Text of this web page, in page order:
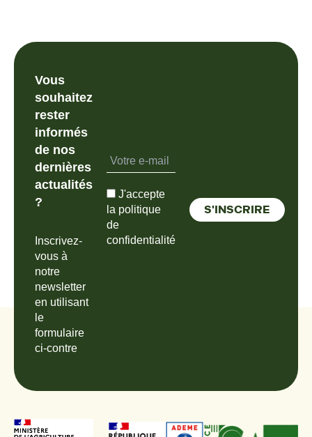
Vous
souhaitez
rester
informés
de nos
dernières
actualités
?
Inscrivez-
vous à
notre
newsletter
en utilisant
le
formulaire
ci-contre
J'accepte
la politique
de
confidentialité